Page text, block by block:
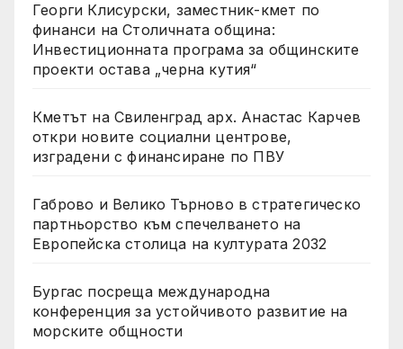
Георги Клисурски, заместник-кмет по
финанси на Столичната община:
Инвестиционната програма за общинските
проекти остава „черна кутия“
Кметът на Свиленград арх. Анастас Карчев
откри новите социални центрове,
изградени с финансиране по ПВУ
Габрово и Велико Търново в стратегическо
партньорство към спечелването на
Европейска столица на културата 2032
Бургас посреща международна
конференция за устойчивото развитие на
морските общности